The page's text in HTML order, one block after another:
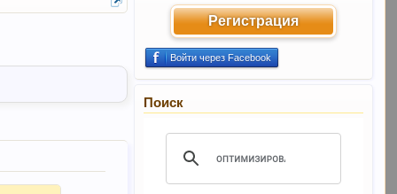
Регистрация
Войти через Facebook
Поиск